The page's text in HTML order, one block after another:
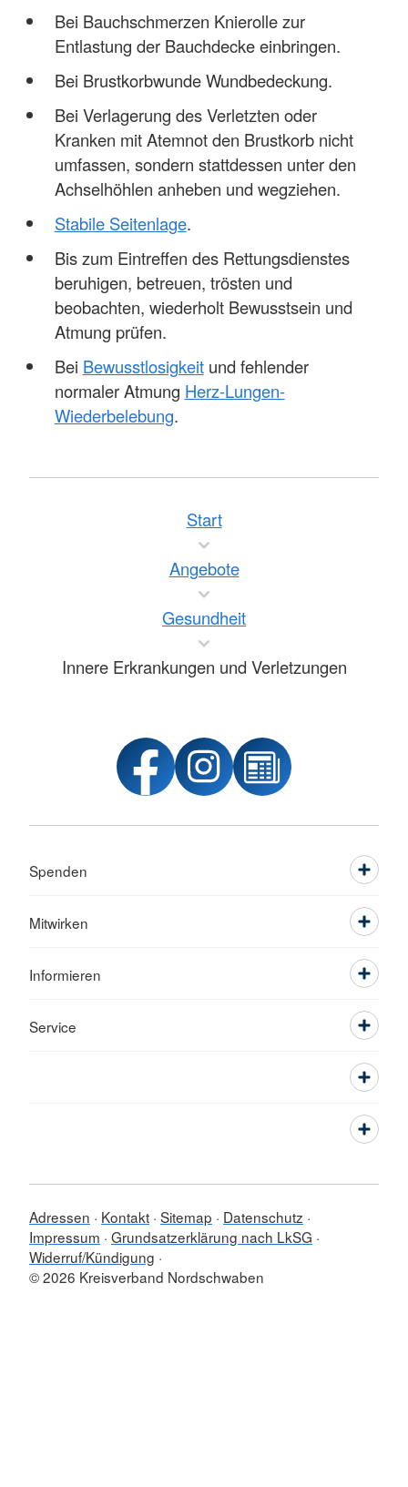
Bei Bauchschmerzen Knierolle zur
Entlastung der Bauchdecke einbringen.
Bei Brustkorbwunde Wundbedeckung.
Bei Verlagerung des Verletzten oder
Kranken mit Atemnot den Brustkorb nicht
umfassen, sondern stattdessen unter den
Achselhöhlen anheben und wegziehen.
Stabile Seitenlage.
Bis zum Eintreffen des Rettungsdienstes
beruhigen, betreuen, trösten und
beobachten, wiederholt Bewusstsein und
Atmung prüfen.
Bei Bewusstlosigkeitund fehlender
normaler Atmung Herz-Lungen-
Wiederbelebung.
Start
Angebote
Gesundheit
Innere Erkrankungen und Verletzungen
Spenden
Mitwirken
Informieren
Service
Adressen Kontakt Sitemap
Datenschutz
Impressum Grundsatzerklärung nach LkSG
Widerruf/Kündigung
© 2026 Kreisverband Nordschwaben